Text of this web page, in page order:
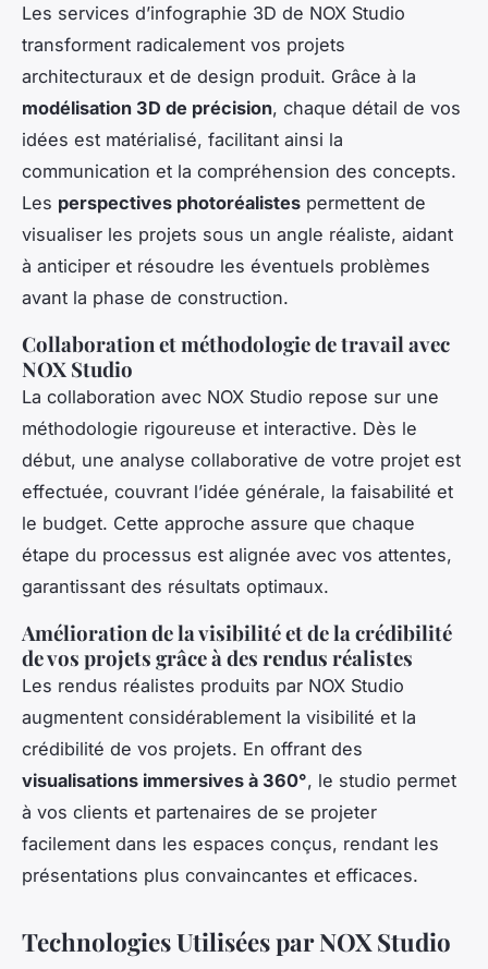
Les services d’infographie 3D de NOX Studio
transforment radicalement vos projets
architecturaux et de design produit. Grâce à la
modélisation 3D de précision, chaque détail de vos
idées est matérialisé, facilitant ainsi la
communication et la compréhension des concepts.
Les perspectives photoréalistes permettent de
visualiser les projets sous un angle réaliste, aidant
à anticiper et résoudre les éventuels problèmes
avant la phase de construction.
Collaboration et méthodologie de travail avec
NOX Studio
La collaboration avec NOX Studio repose sur une
méthodologie rigoureuse et interactive. Dès le
début, une analyse collaborative de votre projet est
effectuée, couvrant l’idée générale, la faisabilité et
le budget. Cette approche assure que chaque
étape du processus est alignée avec vos attentes,
garantissant des résultats optimaux.
Amélioration de la visibilité et de la crédibilité
de vos projets grâce à des rendus réalistes
Les rendus réalistes produits par NOX Studio
augmentent considérablement la visibilité et la
crédibilité de vos projets. En offrant des
visualisations immersives à 360°, le studio permet
à vos clients et partenaires de se projeter
facilement dans les espaces conçus, rendant les
présentations plus convaincantes et efficaces.
Technologies Utilisées par NOX Studio